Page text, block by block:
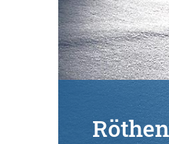
Suchbegriff: